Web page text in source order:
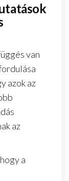
van
azok az
az
a